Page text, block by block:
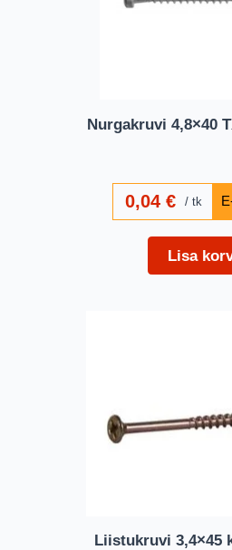
Nurgakruvi 4,8×40
0,04€ tk
Lisa
Liistukruvi 3,4×45